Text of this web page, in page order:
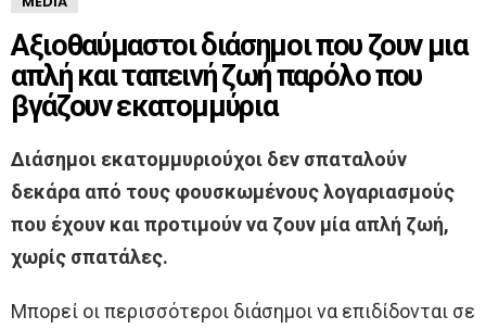
Αξιοθαύμαστοι διάσημοι που ζουν μια
απλή και ταπεινή ζωή παρόλο που
βγάζουν εκατομμύρια
Διάσημοι εκατομμυριούχοι δεν σπαταλούν
δεκάρα από τους φουσκωμένους λογαριασμούς
που έχουν και προτιμούν να ζουν μία απλή ζωή,
χωρίς σπατάλες.
Μπορεί οι περισσότεροι διάσημοι να επιδίδονται σε